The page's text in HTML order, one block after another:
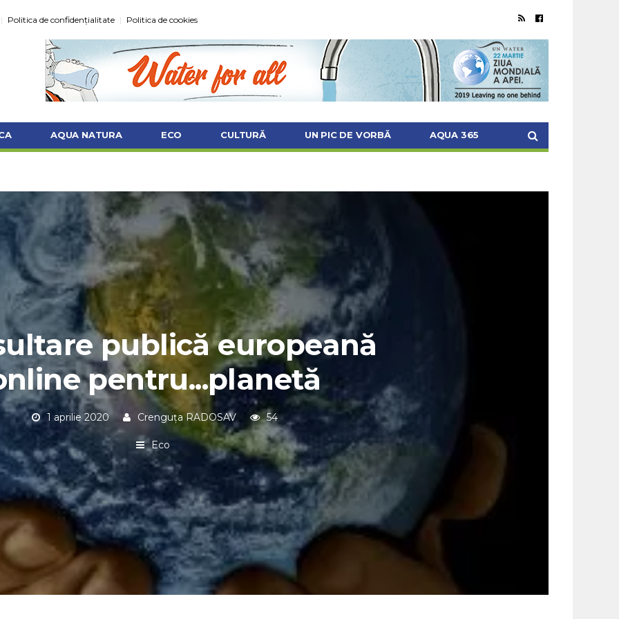
Politica de confidențialitate Politica de cookies
AQUA NATURA ECO CULTURĂ UN PIC DE VORBĂ AQUA 365
publică europeană
pentru...planetă
1 aprilie 2020 Crenguța RADOSAV 54
Eco